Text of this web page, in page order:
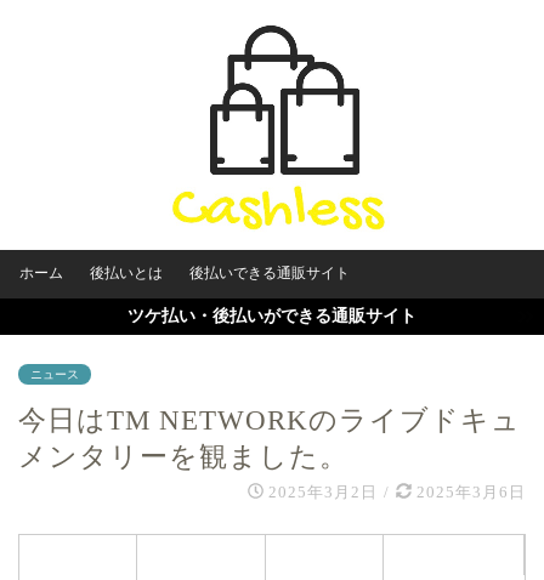
ホーム 後払いとは 後払いできる通販サイト
ツケ払い・後払いができる通販サイト
ニュース
今日はTM NETWORKのライブドキュ
メンタリーを観ました。
2025年3月2日 / 2025年3月6日